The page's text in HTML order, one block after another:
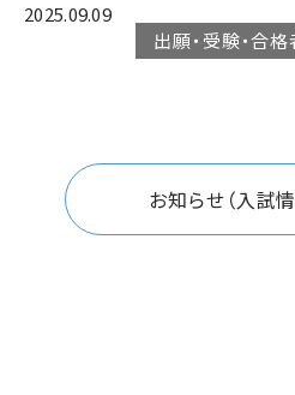
2025.09.09
出願・受験・合
お知らせ（入試